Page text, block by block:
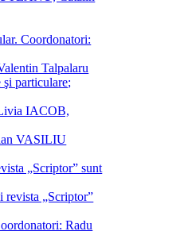
Coordonatori:
Talpalaru
particulare;
IACOB,
VASILIU
„Scriptor” sunt
revista „Scriptor”
Radu